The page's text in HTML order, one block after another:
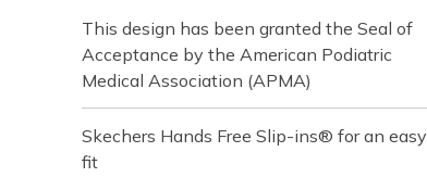
This design has been granted the Seal of
Acceptance by the American Podiatric
Medical Association (APMA)
Skechers Hands Free Slip-ins® for an easy
fit